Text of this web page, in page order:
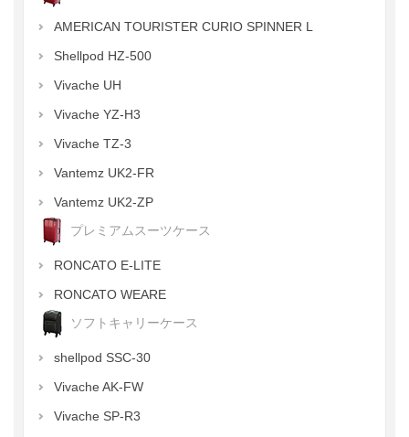
AMERICAN TOURISTER CURIO SPINNER L
Shellpod HZ-500
Vivache UH
Vivache YZ-H3
Vivache TZ-3
Vantemz UK2-FR
Vantemz UK2-ZP
プレミアムスーツケース
RONCATO E-LITE
RONCATO WEARE
ソフトキャリーケース
shellpod SSC-30
Vivache AK-FW
Vivache SP-R3